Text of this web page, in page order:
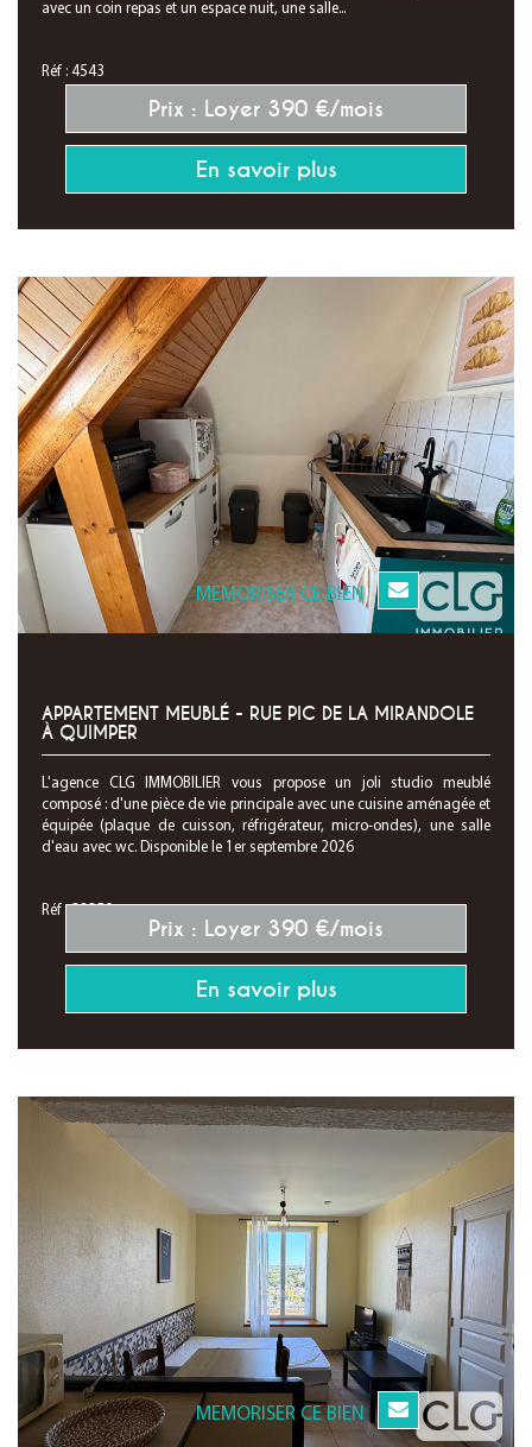
avec un coin repas et un espace nuit, une salle...
Réf : 4543
Prix : Loyer 390 €/mois
En savoir plus
MEMORISER CE BIEN
APPARTEMENT MEUBLÉ - RUE PIC DE LA MIRANDOLE
À QUIMPER
L'agence CLG IMMOBILIER vous propose un joli studio meublé
composé : d'une pièce de vie principale avec une cuisine aménagée et
équipée (plaque de cuisson, réfrigérateur, micro-ondes), une salle
d'eau avec wc. Disponible le 1er septembre 2026
Réf : 28350
Prix : Loyer 390 €/mois
En savoir plus
MEMORISER CE BIEN